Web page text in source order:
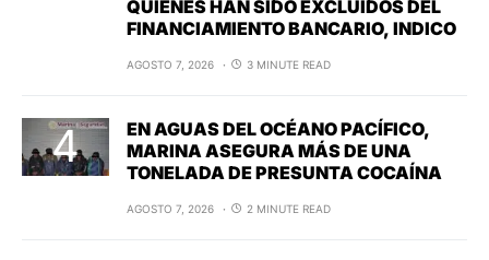
QUIENES HAN SIDO EXCLUIDOS DEL
FINANCIAMIENTO BANCARIO, INDICO
AGOSTO 7, 2026 3 MINUTE READ
EN AGUAS DEL OCÉANO PACÍFICO,
MARINA ASEGURA MÁS DE UNA
TONELADA DE PRESUNTA COCAÍNA
AGOSTO 7, 2026 2 MINUTE READ